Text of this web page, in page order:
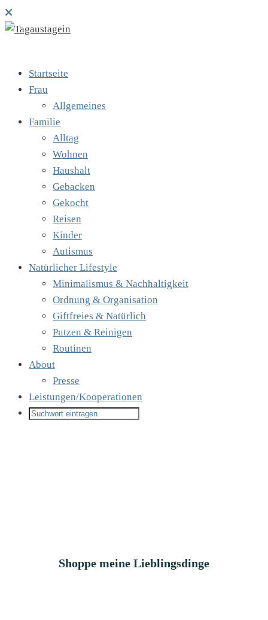
Startseite
Frau
Allgemeines
Familie
Alltag
Wohnen
Haushalt
Gebacken
Gekocht
Reisen
Kinder
Autismus
Natürlicher Lifestyle
Minimalismus & Nachhaltigkeit
Ordnung & Organisation
Giftfreies & Natürlich
Putzen & Reinigen
Routinen
About
Presse
Leistungen/Kooperationen
Shoppe meine Lieblingsdinge